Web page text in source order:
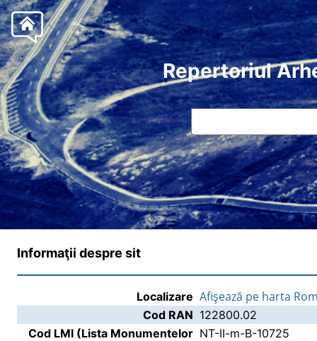
Repertoriul
Informaţii despre sit
Localizare Afişează pe harta
Cod RAN 122800.02
Cod LMI (Lista Monumentelor NT-II-m-B-10725